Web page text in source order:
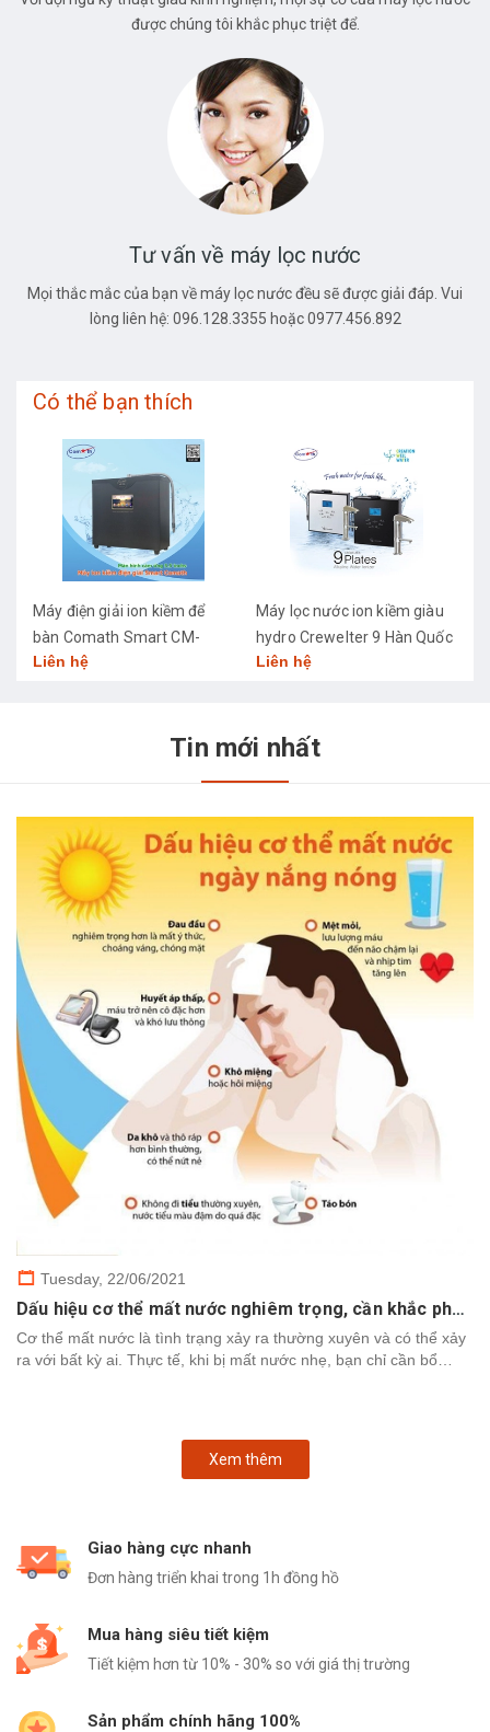
được chúng tôi khắc phục triệt để.
Tư vấn về máy lọc nước
Mọi thắc mắc của bạn về máy lọc nước đều sẽ được giải đáp. Vui
lòng liên hệ: 096.128.3355 hoặc 0977.456.892
Có thể bạn thích
Máy điện giải ion kiềm để
bàn Comath Smart CM-
3668
Liên hệ
Máy lọc nước ion kiềm giàu
hydro Crewelter 9 Hàn Quốc
Liên hệ
Tin mới nhất
Tuesday, 22/06/2021
Dấu hiệu cơ thể mất nước nghiêm trọng, cần khắc phục nhanh chóng
Cơ thể mất nước là tình trạng xảy ra thường xuyên và có thể xảy
ra với bất kỳ ai. Thực tế, khi bị mất nước nhẹ, bạn chỉ cần bổ
Xem thêm
Giao hàng cực nhanh
Đơn hàng triển khai trong 1h đồng hồ
Mua hàng siêu tiết kiệm
Tiết kiệm hơn từ 10% - 30% so với giá thị trường
Sản phẩm chính hãng 100%